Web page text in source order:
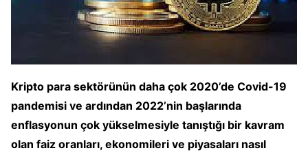
Kripto para sektörünün daha çok 2020’de Covid-19
pandemisi ve ardından 2022’nin başlarında
enflasyonun çok yükselmesiyle tanıştığı bir kavram
olan faiz oranları, ekonomileri ve piyasaları nasıl